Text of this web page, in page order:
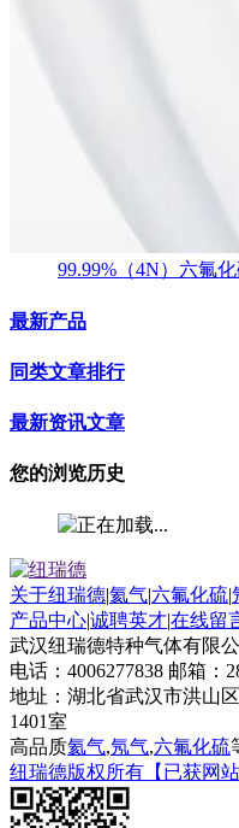
99.99%（4N）六氟
最新产品
同类文章排行
最新资讯文章
您的浏览历史
关于纽瑞德|氦气|六氟化硫|
产品中心|诚聘英才|在线留
武汉纽瑞德特种气体有限
电话：4006277838 邮箱：
地址：湖北省武汉市洪山
1401室
高品质氦气,氖气,六氟化硫
纽瑞德版权所有【已获网站